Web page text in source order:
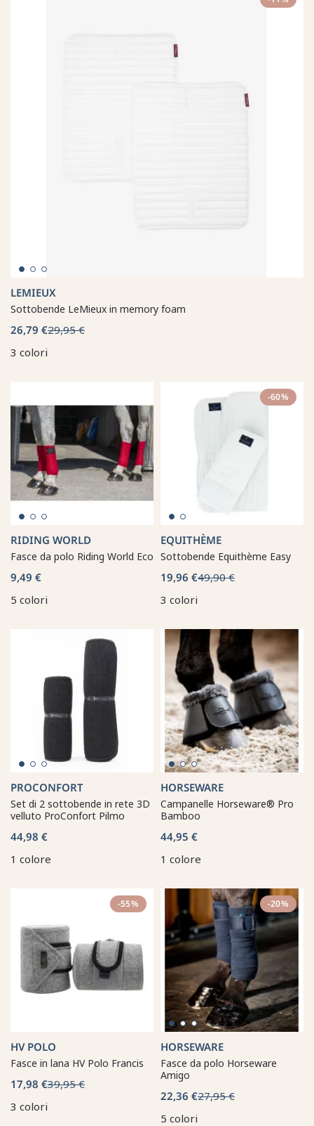
LEMIEUX
Sottobende LeMieux in memory foam
26,79 €29,95 €
3 colori
RIDING WORLD
Fasce da polo Riding World Eco
9,49 €
5 colori
-60%
EQUITHÈME
Sottobende Equithème Easy
19,96 €49,90 €
3 colori
PROCONFORT
Set di 2 sottobende in rete 3D
velluto ProConfort Pilmo
44,98 €
1 colore
HORSEWARE
Campanelle Horseware® Pro
Bamboo
44,95 €
1 colore
-55%
HV POLO
Fasce in lana HV Polo Francis
17,98 €39,95 €
3 colori
-20%
HORSEWARE
Fasce da polo Horseware
Amigo
22,36 €27,95 €
5 colori